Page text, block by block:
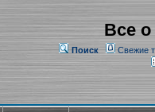
Все о
Поиск Свежие